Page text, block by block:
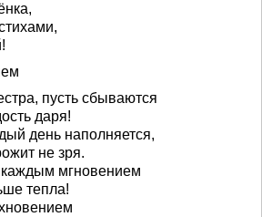
пусть сбываются
даря!
день наполняется,
не зря.
мгновением
тепла!